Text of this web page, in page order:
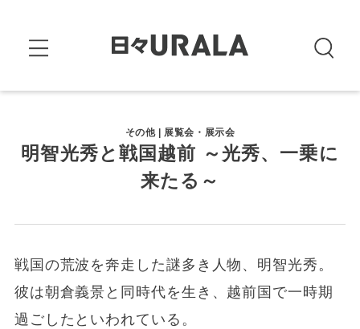
その他 | 展覧会・展示会
明智光秀と戦国越前 ～光秀、一乗に
来たる～
戦国の荒波を奔走した謎多き人物、明智光秀。
彼は朝倉義景と同時代を生き、越前国で一時期
過ごしたといわれている。